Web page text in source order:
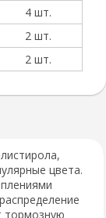
4 шт.
2 шт.
2 шт.
цвета.
тормозную